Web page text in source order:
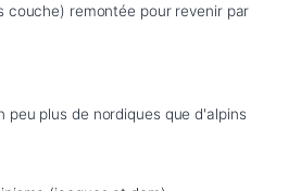
couche) remontée pour revenir par
peu plus de nordiques que d'alpins